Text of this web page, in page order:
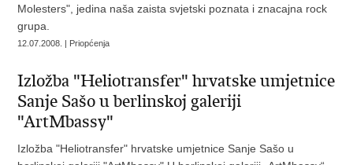
Molesters", jedina naša zaista svjetski poznata i znacajna rock
grupa.
12.07.2008. | Priopćenja
Izložba "Heliotransfer" hrvatske umjetnice
Sanje Sašo u berlinskoj galeriji
"ArtMbassy"
Izložba "Heliotransfer" hrvatske umjetnice Sanje Sašo u